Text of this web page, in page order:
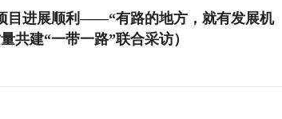
目进展顺利——“有路的地方，就有发展机
共建“一带一路”联合采访）